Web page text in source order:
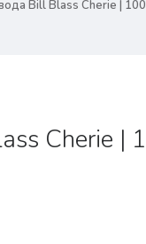
Bill Blass Cherie |
Cherie |